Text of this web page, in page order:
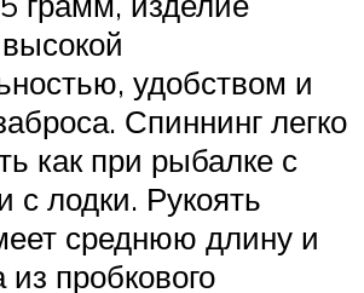
удобством и
Спиннинг легко
как при рыбалке с
с лодки. Рукоять
среднюю длину и
из пробкового